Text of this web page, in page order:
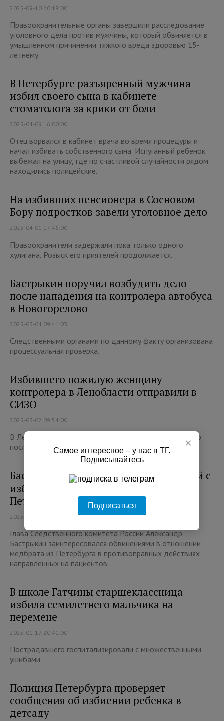
2025-09-10 20:18:00
Правоохранительные органы завершили расследование
уголовного дела против мужчины, который обвиняется в
умышленном причинении тяжкого вреда здоровью 15-
летнему.
В Петербурге разъяренный мужчина
избил своего сына в кабинете
стоматолога за крики от боли
2025-04-09 16:00:00
Отец ворвался в кабинет врача во время процедуры и
начал избивать собственного сына. Испуганный ребенок
выбежал на улицу, где по счастливой случайности рядом
находились полицейские.
На избивших пенсионера в Сосновом
Бору подростков завели уголовное дело
2025-04-01 17:46:00
Правоохранители задержали пока только одного
хулигана. Розыск его приятелей продолжается.
Бастрыкин поручил возбудить дело
после нападения на контролера автобуса
в Новогорелово
2025-03-04 09:41:03
Следственными органами по данному факту организована
процессуальная проверка.
Избившего пожилую женщину-
контролера в Ленобласти отправили в
СИЗО
2025-03-02 09:54:00
В Ленинградской области возбуждено уголовное дело
после избиения контролера автобуса
Бастрыкин заинтересовался ситуацией с
избиением пациентов медбратом в
Петербурге
2025-01-30 14:29:00
Глава Следственного комитета России Александр
Бастрыкин заинтересовался обвинениями в отношении
медбрата из Петербурга в противоправных действиях,
направленных на пациентов.
В школе Гатчины старшеклассница
избила семилетнего мальчика на
перемене
2025-01-17 20:41:00
Пострадавшего госпитализировали с множественными
ушибами.
Полиция Петербурга проверяет
сообщения об избиении ребенка в
детсаду
×
Самое интересное – у нас в ТГ.
Подписывайтесь
Подписаться